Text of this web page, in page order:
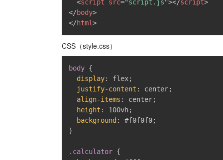
<script src="script.js"></script>
</body>
</html>
CSS（style.css）
body {
display: flex;
justify-content : center;
align-items : center;
height : 100vh;
background : #f0f0f0;
}
.calculator {